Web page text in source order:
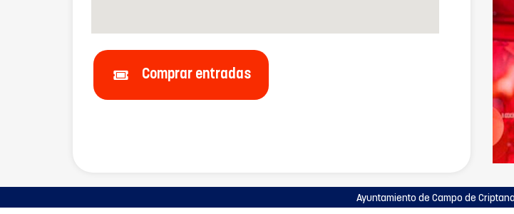
Comprar entradas
Ayuntamiento de Campo de